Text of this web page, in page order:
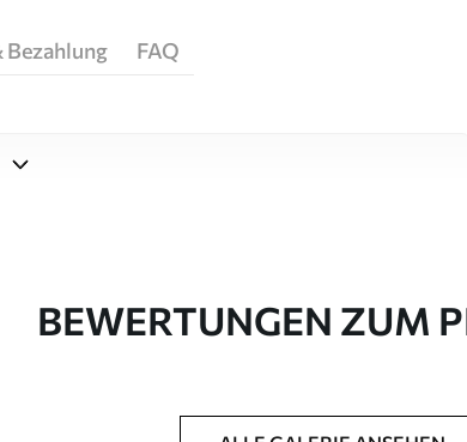
Bezahlung FAQ
BEWERTUNGEN ZUM